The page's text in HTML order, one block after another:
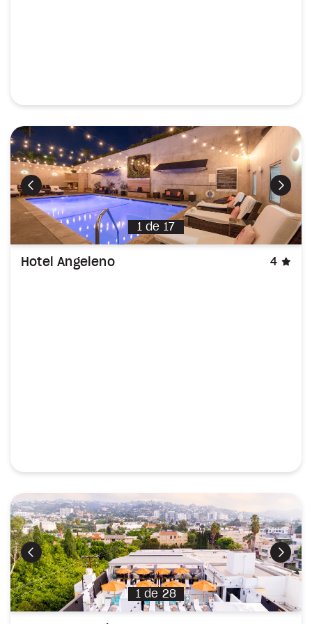
Précédent
1 de 17
Hotel Angeleno 4
Précédent
1 de 28